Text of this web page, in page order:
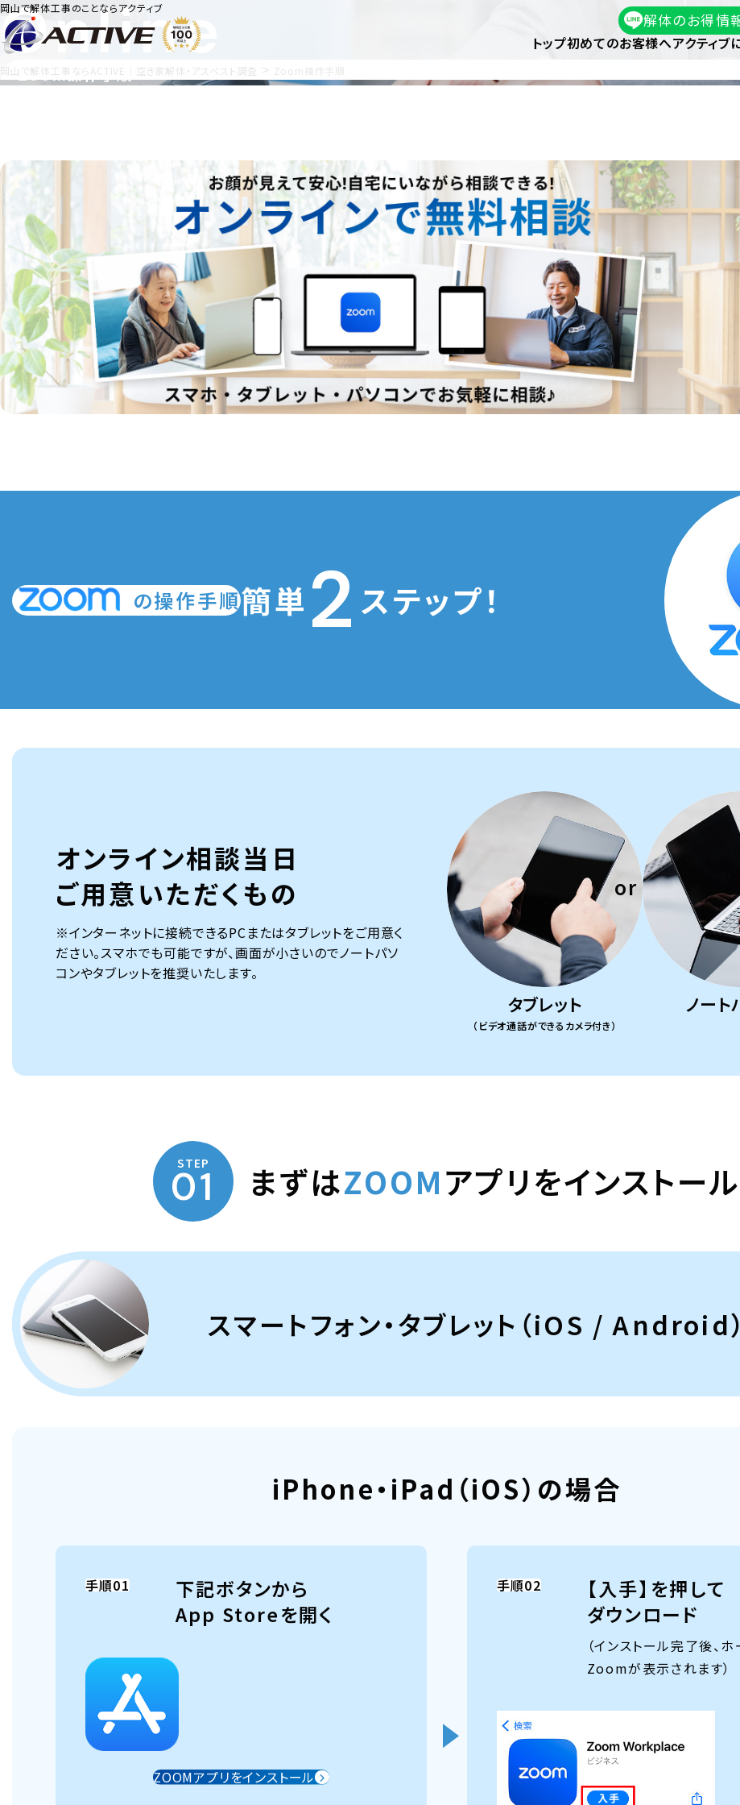
岡山で解体工事のことならアクティブ
解体のお得情
トップ初めてのお客様へアクティブ
Online
Zoom操作手順
岡山で解体工事ならACTIVE｜空き家解体・アスベスト調査 > Zoom操作手順
の操作手順簡単 2 ステップ！
オンライン相談当日
ご用意いただくもの
※インターネットに接続できるPCまたはタブレットをご用意く
ださい。スマホでも可能ですが、画面が小さいのでノートパソ
コンやタブレットを推奨いたします。
タブレット
（ビデオ通話ができるカメラ付き）
ノート
STEP
01 まずはZOOMアプリをインストール
スマートフォン・タブレット（iOS / Android
iPhone・iPad（iOS）の場合
手順01
下記ボタンから
App Storeを開く
ZOOMアプリをインストール
手順02
【入手】を押して
ダウンロード
（インストール完了後、
Zoomが表示されます）